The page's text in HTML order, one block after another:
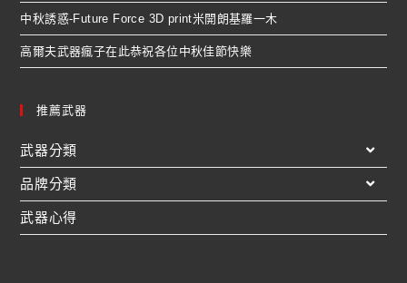
中秋誘惑-Future Force 3D print米開朗基羅一木
高爾夫武器瘋子在此恭祝各位中秋佳節快樂
推薦武器
武器分類
品牌分類
武器心得